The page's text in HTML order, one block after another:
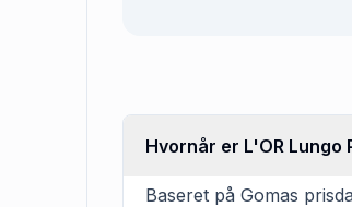
Hvornår er L'OR Lungo
Baseret på Gomas